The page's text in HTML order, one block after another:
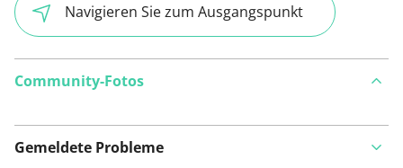
Navigieren Sie zum Ausgangspunkt
Community-Fotos
Gemeldete Probleme